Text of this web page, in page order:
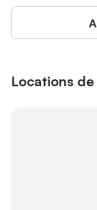
Locations